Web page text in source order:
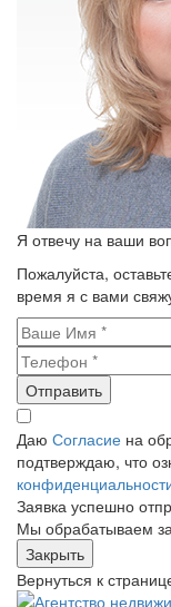
Я отвечу на ваши
Пожалуйста,
время я с вами
Отправить
Даю Согласие на
подтверждаю, что
Заявка успешно
Мы обрабатываем
Закрыть
Вернуться к